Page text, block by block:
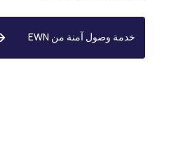
خدمة وصول آمنة من EWN